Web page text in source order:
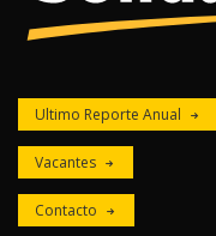
Ultimo Reporte Anual
Vacantes
Contacto